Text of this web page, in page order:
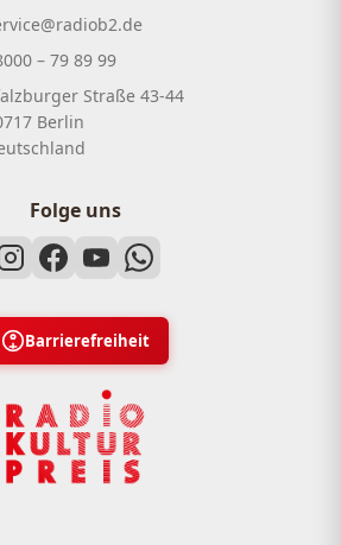
– 79 89 99
Straße 43-44
Berlin
Folge uns
Barrierefreiheit